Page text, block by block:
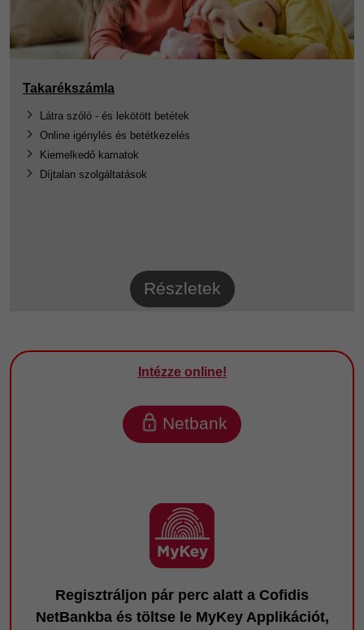
Takarékszámla
Látra szóló - és lekötött betétek
Online igénylés és betétkezelés
Kiemelkedő kamatok
Díjtalan szolgáltatások
Részletek
Intézze online!
Netbank
Regisztráljon pár perc alatt a Cofidis
NetBankba és töltse le MyKey Applikációt,